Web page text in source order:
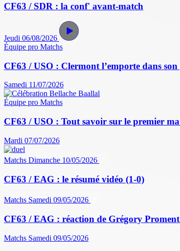
CF63 / SDR : la conf' avant-match
Jeudi 06/08/2026
Équipe pro Matchs
CF63 / USO : Clermont l’emporte dans
Samedi 11/07/2026
Équipe pro Matchs
CF63 / USO : Tout savoir sur le premier
Mardi 07/07/2026
Matchs Dimanche 10/05/2026
CF63 / EAG : le résumé vidéo (1-0)
Matchs Samedi 09/05/2026
CF63 / EAG : réaction de Grégory
Matchs Samedi 09/05/2026